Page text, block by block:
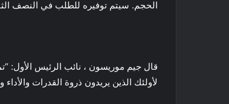
الحجم. سيتم توفيره للطلب في النصف الثاني من عام 2022 ، إلى جانب
لأولئك الذين يريدون ذروة القدرات